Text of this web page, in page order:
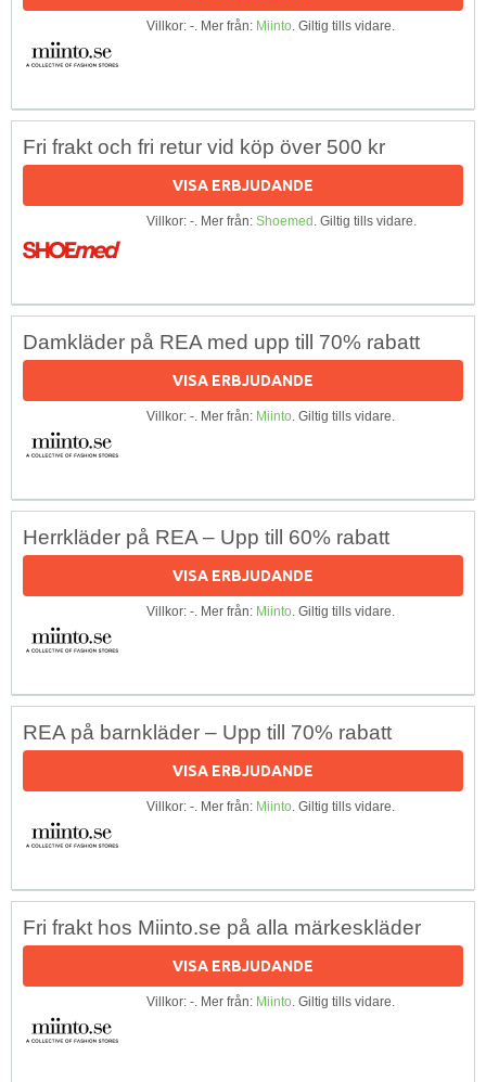
Villkor: -. Mer från: Miinto. Giltig tills vidare.
Fri frakt och fri retur vid köp över 500 kr
VISA ERBJUDANDE
Villkor: -. Mer från: Shoemed. Giltig tills vidare.
Damkläder på REA med upp till 70% rabatt
VISA ERBJUDANDE
Villkor: -. Mer från: Miinto. Giltig tills vidare.
Herrkläder på REA – Upp till 60% rabatt
VISA ERBJUDANDE
Villkor: -. Mer från: Miinto. Giltig tills vidare.
REA på barnkläder – Upp till 70% rabatt
VISA ERBJUDANDE
Villkor: -. Mer från: Miinto. Giltig tills vidare.
Fri frakt hos Miinto.se på alla märkeskläder
VISA ERBJUDANDE
Villkor: -. Mer från: Miinto. Giltig tills vidare.